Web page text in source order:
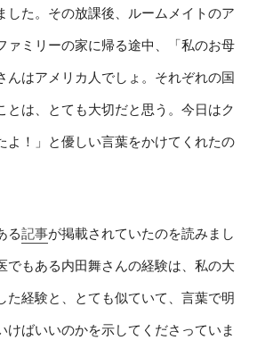
した。その放課後、ルームメイトのア
ァミリーの家に帰る途中、「私のお母
んはアメリカ人でしょ。それぞれの国
とは、とても大切だと思う。今日はク
よ！」と優しい言葉をかけてくれたの
る記事が掲載されていたのを読みまし
でもある内田舞さんの経験は、私の大
た経験と、とても似ていて、言葉で明
けばいいのかを示してくださっていま